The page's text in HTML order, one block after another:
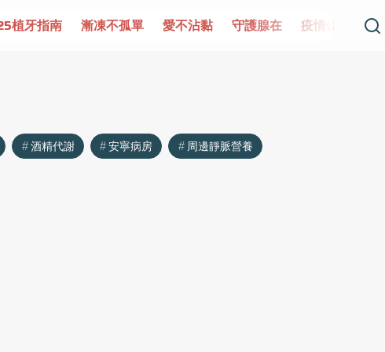
植牙指南 漸凍不孤單 愛不沾黏 守護腺在 疫情保衛戰
酒精代謝 安寧病房 周邊靜脈營養